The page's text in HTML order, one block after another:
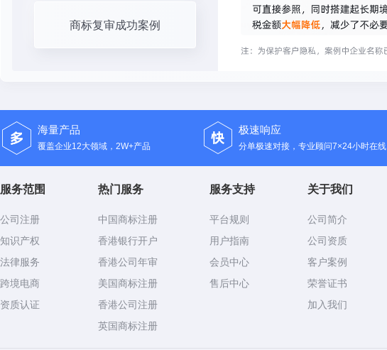
商标复审成功案例
海量产品
覆盖企业12大领域，2W+产品
极速响应
分单极速对接，专业顾问7×24小时在线
服务范围
公司注册
知识产权
法律服务
跨境电商
资质认证
热门服务
中国商标注册
香港银行开户
香港公司年审
美国商标注册
香港公司注册
英国商标注册
服务支持
平台规则
用户指南
会员中心
售后中心
关于我们
公司简介
公司资质
客户案例
荣誉证书
加入我们